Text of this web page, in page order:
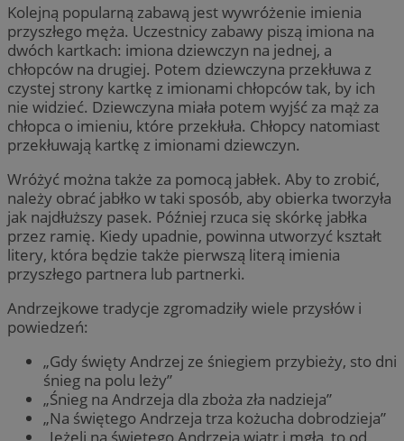
Kolejną popularną zabawą jest wywróżenie imienia
przyszłego męża. Uczestnicy zabawy piszą imiona na
dwóch kartkach: imiona dziewczyn na jednej, a
chłopców na drugiej. Potem dziewczyna przekłuwa z
czystej strony kartkę z imionami chłopców tak, by ich
nie widzieć. Dziewczyna miała potem wyjść za mąż za
chłopca o imieniu, które przekłuła. Chłopcy natomiast
przekłuwają kartkę z imionami dziewczyn.
Wróżyć można także za pomocą jabłek. Aby to zrobić,
należy obrać jabłko w taki sposób, aby obierka tworzyła
jak najdłuższy pasek. Później rzuca się skórkę jabłka
przez ramię. Kiedy upadnie, powinna utworzyć kształt
litery, która będzie także pierwszą literą imienia
przyszłego partnera lub partnerki.
Andrzejkowe tradycje zgromadziły wiele przysłów i
powiedzeń:
„Gdy święty Andrzej ze śniegiem przybieży, sto dni
śnieg na polu leży”
„Śnieg na Andrzeja dla zboża zła nadzieja”
„Na świętego Andrzeja trza kożucha dobrodzieja”